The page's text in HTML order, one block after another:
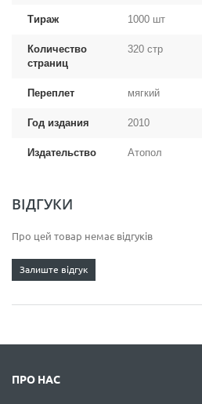
Тираж 1000 шт
Количество
страниц
320 стр
Переплет мягкий
Год издания 2010
Издательство Атопол
ВІДГУКИ
Про цей товар немає відгуків
Залиште відгук
ПРО НАС